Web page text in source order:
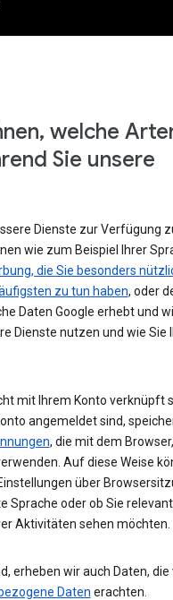
welche
Sie unsere
Dienste zur Verfügung
wie zum Beispiel Ihrer
die Sie besonders
zu tun haben, oder
Daten Google erhebt und
Dienste nutzen und wie Sie
mit Ihrem Konto verknüpft
angemeldet sind,
, die mit dem
Auf diese Weise
über
Sprache oder ob Sie
Aktivitäten sehen möchten.
erheben wir auch Daten, die
Daten erachten.